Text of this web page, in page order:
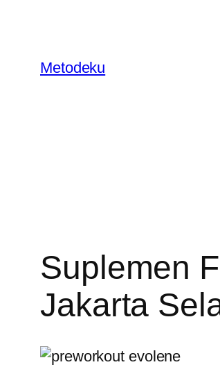
Metodeku
Suplemen
Jakarta